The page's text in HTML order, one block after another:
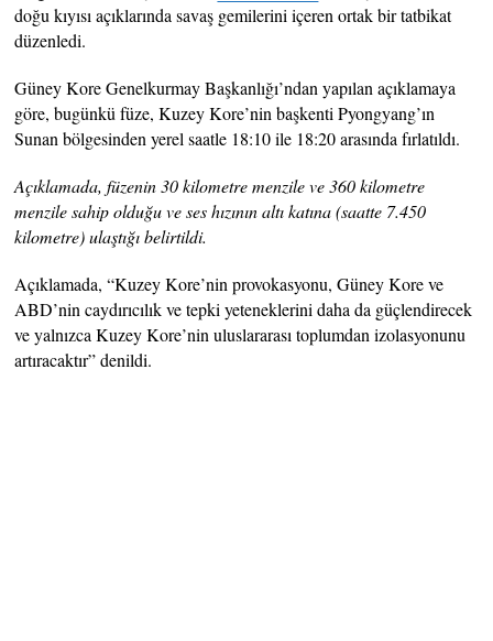
doğu kıyısı açıklarında savaş gemilerini içeren ortak bir tatbikat
düzenledi.
Güney Kore Genelkurmay Başkanlığı’ndan yapılan açıklamaya
göre, bugünkü füze, Kuzey Kore’nin başkenti Pyongyang’ın
Sunan bölgesinden yerel saatle 18:10 ile 18:20 arasında fırlatıldı.
Açıklamada, füzenin 30 kilometre menzile ve 360 ​​kilometre
menzile sahip olduğu ve ses hızının altı katına (saatte 7.450
kilometre) ulaştığı belirtildi.
Açıklamada, “Kuzey Kore’nin provokasyonu, Güney Kore ve
ABD’nin caydırıcılık ve tepki yeteneklerini daha da güçlendirecek
ve yalnızca Kuzey Kore’nin uluslararası toplumdan izolasyonunu
artıracaktır” denildi.